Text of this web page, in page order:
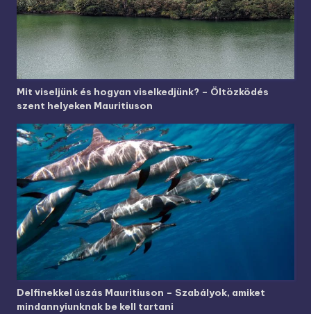
Mit viseljünk és hogyan viselkedjünk? – Öltözködés
szent helyeken Mauritiuson
Delfinekkel úszás Mauritiuson – Szabályok, amiket
mindannyiunknak be kell tartani